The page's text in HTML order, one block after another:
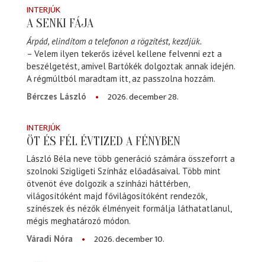
INTERJÚK
A SENKI FÁJA
Árpád, elindítom a telefonon a rögzítést, kezdjük.
– Velem ilyen tekerős izével kellene felvenni ezt a
beszélgetést, amivel Bartókék dolgoztak annak idején.
A régmúltból maradtam itt, az passzolna hozzám.
Bérczes László
2026. december 28.
INTERJÚK
ÖT ÉS FÉL ÉVTIZED A FÉNYBEN
László Béla neve több generáció számára összeforrt a
szolnoki Szigligeti Színház előadásaival. Több mint
ötvenöt éve dolgozik a színházi háttérben,
világosítóként majd fővilágosítóként rendezők,
színészek és nézők élményeit formálja láthatatlanul,
mégis meghatározó módon.
Váradi Nóra
2026. december 10.